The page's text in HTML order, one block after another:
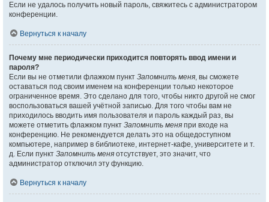
Если не удалось получить новый пароль, свяжитесь с администратором
конференции.
Вернуться к началу
Почему мне периодически приходится повторять ввод имени и
пароля?
Если вы не отметили флажком пункт Запомнить меня, вы сможете
оставаться под своим именем на конференции только некоторое
ограниченное время. Это сделано для того, чтобы никто другой не смог
воспользоваться вашей учётной записью. Для того чтобы вам не
приходилось вводить имя пользователя и пароль каждый раз, вы
можете отметить флажком пункт Запомнить меня при входе на
конференцию. Не рекомендуется делать это на общедоступном
компьютере, например в библиотеке, интернет-кафе, университете и т.
д. Если пункт Запомнить меня отсутствует, это значит, что
администратор отключил эту функцию.
Вернуться к началу